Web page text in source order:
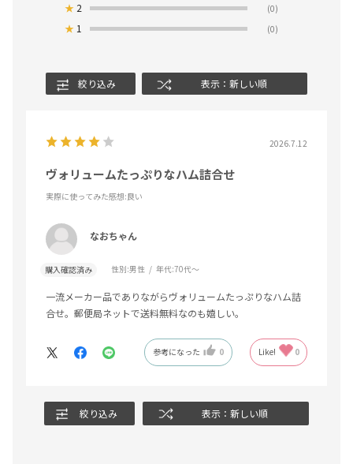
★ 2 (0)
★ 1 (0)
絞り込み 表示：新しい順
2026.7.12
ヴォリュームたっぷりなハム詰合せ
実際に使ってみた感想:良い
なおちゃん
購入確認済み 性別:男性 年代:70代～
一流メーカー品でありながらヴォリュームたっぷりなハム詰
合せ。郵便局ネットで送料無料なのも嬉しい。
参考になった 0 Like! 0
絞り込み 表示：新しい順